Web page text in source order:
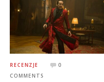
RECENZJE
0
COMMENTS